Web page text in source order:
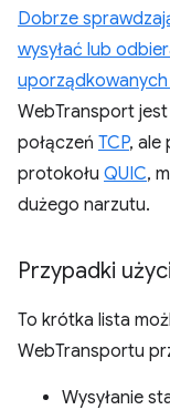
Dobrze
wysyłać lub
WebTransport
połączeń TCP, ale
protokołu QUIC,
dużego narzutu.
Przypadki
To krótka lista
WebTransportu
Wysyłanie